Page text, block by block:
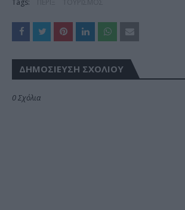
ΔΗΜΟΣΊΕΥΣΗ ΣΧΟΛΊΟΥ
0 Σχόλια